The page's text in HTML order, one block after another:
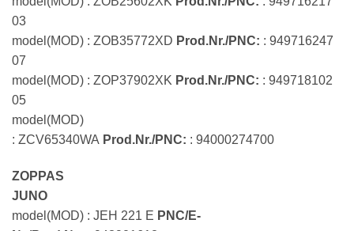
03
model(MOD) : ZOB35772XD Prod.Nr./PNC: : 949716247
07
model(MOD) : ZOP37902XK Prod.Nr./PNC: : 949718102
05
model(MOD)
: ZCV65340WA Prod.Nr./PNC: : 94000274700
ZOPPAS
JUNO
model(MOD) : JEH 221 E PNC/E-